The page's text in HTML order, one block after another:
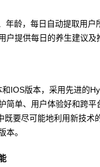
年龄，每日自动提取用户
户提供每日的养生建议及
IOS版本，采用先进的
简单、用户体验好和跨平
既要尽可能地利用新技术
本。